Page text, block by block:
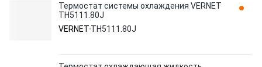
Термостат системы охлаждения VERNET
TH5111.80J
VERNET TH5111.80J